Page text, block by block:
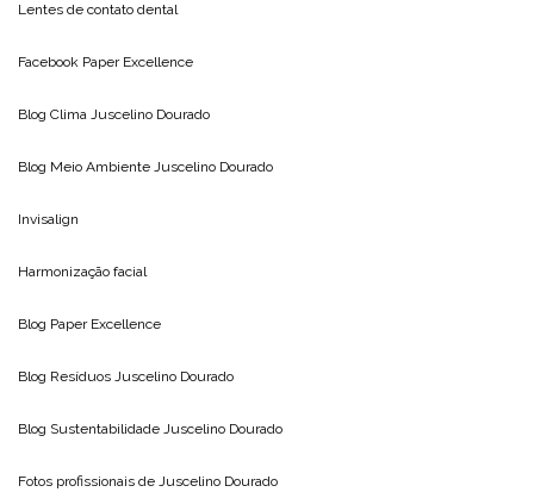
Lentes de contato dental
Facebook Paper Excellence
Blog Clima Juscelino Dourado
Blog Meio Ambiente Juscelino Dourado
Invisalign
Harmonização facial
Blog Paper Excellence
Blog Resíduos Juscelino Dourado
Blog Sustentabilidade Juscelino Dourado
Fotos profissionais de Juscelino Dourado